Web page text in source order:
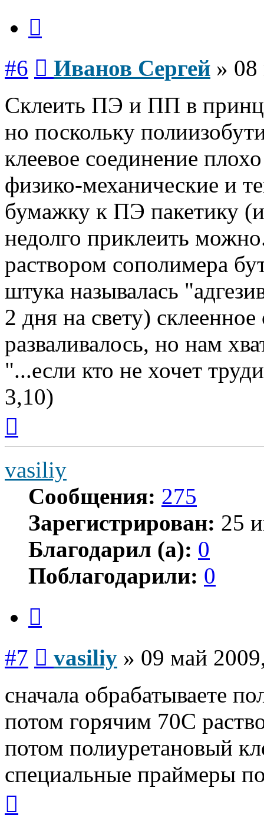
#6 Иванов Сергей » 08
Склеить ПЭ и ПП в
но поскольку
клеевое соединение
физико-механические и
бумажку к ПЭ пакетику
недолго приклеить
раствором сополимера
штука называлась
2 дня на свету)
разваливалось, но нам
"...если кто не хочет
3,10)
началу
vasiliy
Сообщения: 275
Зарегистрирован: 25
Благодарил (а): 0
Поблагодарили: 0
#7 vasiliy » 09 май
сначала обрабатываете
потом горячим 70С
потом полиуретановый
специальные праймеры
началу